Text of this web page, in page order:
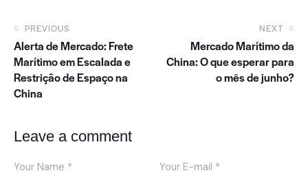
PREVIOUS
Alerta de Mercado: Frete
Marítimo em Escalada e
Restrição de Espaço na
China
NEXT
Mercado Marítimo da
China: O que esperar para
o mês de junho?
Leave a comment